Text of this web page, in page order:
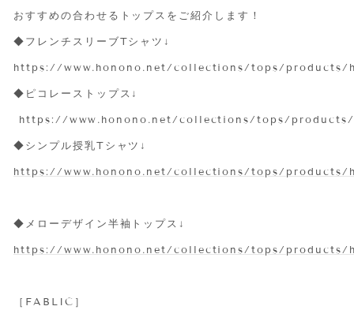
おすすめの合わせるトップスをご紹介します！
◆フレンチスリーブTシャツ↓
https://www.honono.net/collections/tops/products/
◆ピコレーストップス↓
https://www.honono.net/collections/tops/products/
◆シンプル授乳Tシャツ↓
https://www.honono.net/collections/tops/products/
◆メローデザイン半袖トップス↓
https://www.honono.net/collections/tops/products/
［FABLIC］